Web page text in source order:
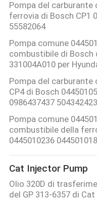
CONTROLLO
DELLA
QUALITÀ
CHIEDI
UN
PREVENTIVO
MAPPA
DEL
SITO
Pompa del
ferrovia di Bosch CP1
55582064
Pompa comune
combustibile di Bosch
331004A010 per
Pompa del
CP4 di Bosch
0986437437
Pompa comune
combustibile della
0445010236
Cat Injector Pump
Olio 320D di
del GP 313-6357 di